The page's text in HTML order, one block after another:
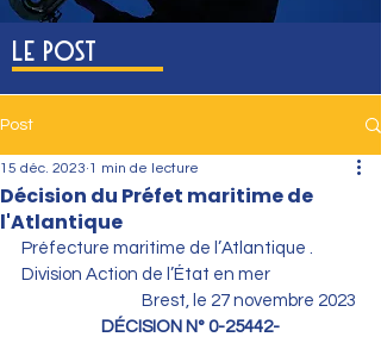
Le Post
Post
Décision du Préfet maritime de
l'Atlantique
15 déc. 2023 1 min de lecture
Préfecture maritime de l’Atlantique .
Division Action de l’État en mer
Brest, le 27 novembre 2023
DÉCISION N° 0-25442-